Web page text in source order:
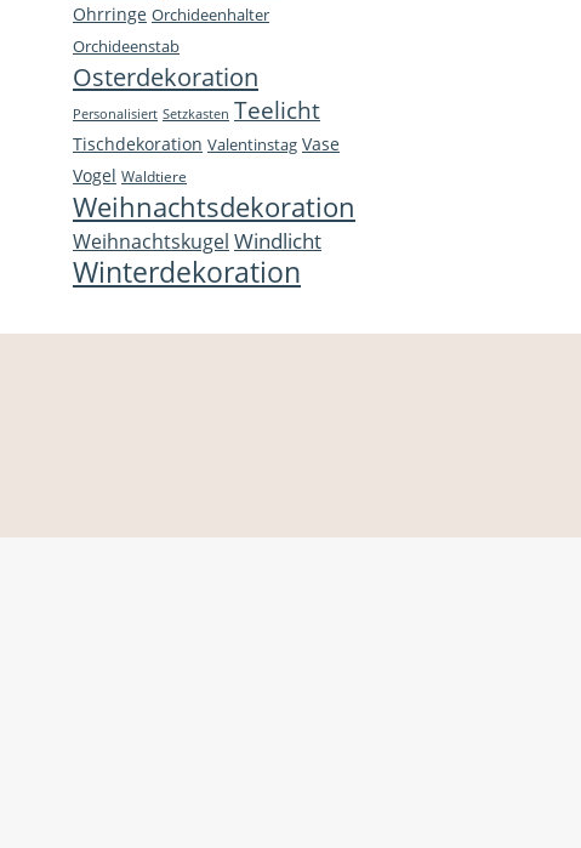
Ohrringe Orchideenhalter
Orchideenstab
Osterdekoration
Personalisiert Setzkasten Teelicht
Tischdekoration Valentinstag Vase
Vogel Waldtiere
Weihnachtsdekoration
Weihnachtskugel Windlicht
Winterdekoration